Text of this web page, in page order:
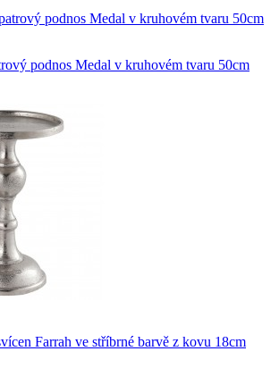
podnos Medal v kruhovém tvaru 50cm
Farrah ve stříbrné barvě z kovu 18cm